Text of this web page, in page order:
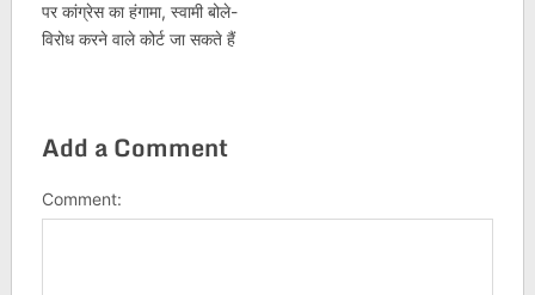
पर कांग्रेस का हंगामा, स्‍वामी बोले-
विरोध करने वाले कोर्ट जा सकते हैं
Add a Comment
Comment: